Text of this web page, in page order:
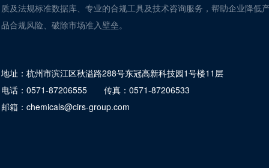
质及法规标准数据库、专业的合规工具及技术咨询服务，帮助企业降低
品合规风险、破除市场准入壁垒。
地址： 杭州市滨江区秋溢路288号东冠高新科技园1号楼11层
电话： 0571-87206555 传真： 0571-87206533
邮箱： chemicals@cirs-group.com